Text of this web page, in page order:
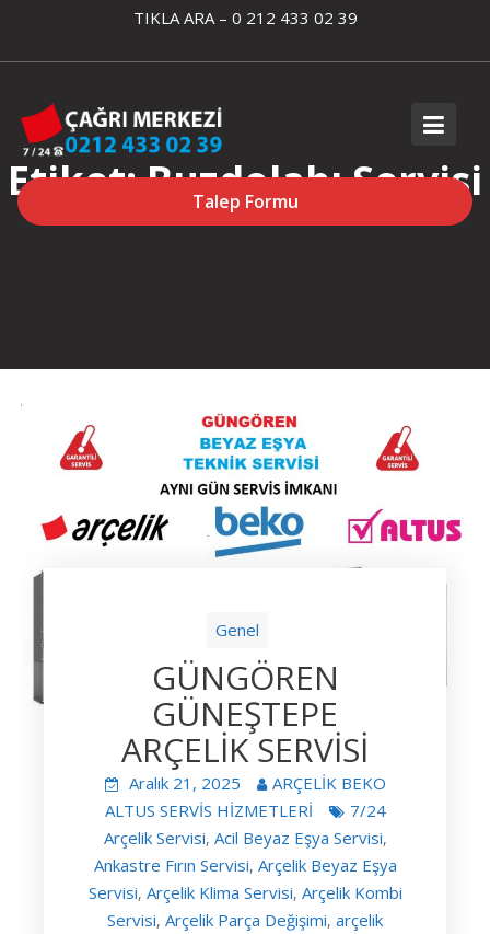
content
TIKLA ARA – 0 212 433 02 39
Talep Formu
Etiket:Buzdolabı Servisi
Genel
GÜNGÖREN
GÜNEŞTEPE
ARÇELİK SERVİSİ
Aralık 21, 2025
ARÇELİK BEKO
ALTUS SERVİS HİZMETLERİ
7/24
Arçelik Servisi, Acil Beyaz Eşya Servisi,
Ankastre Fırın Servisi, Arçelik Beyaz Eşya
Servisi, Arçelik Klima Servisi, Arçelik Kombi
Servisi, Arçelik Parça Değişimi, arçelik